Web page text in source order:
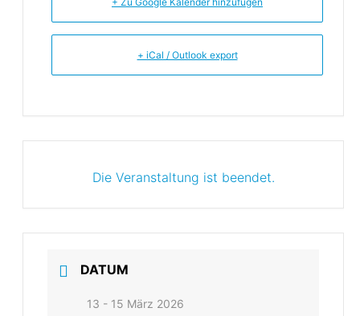
+ iCal / Outlook export
Die Veranstaltung ist beendet.
DATUM
13 - 15 März 2026